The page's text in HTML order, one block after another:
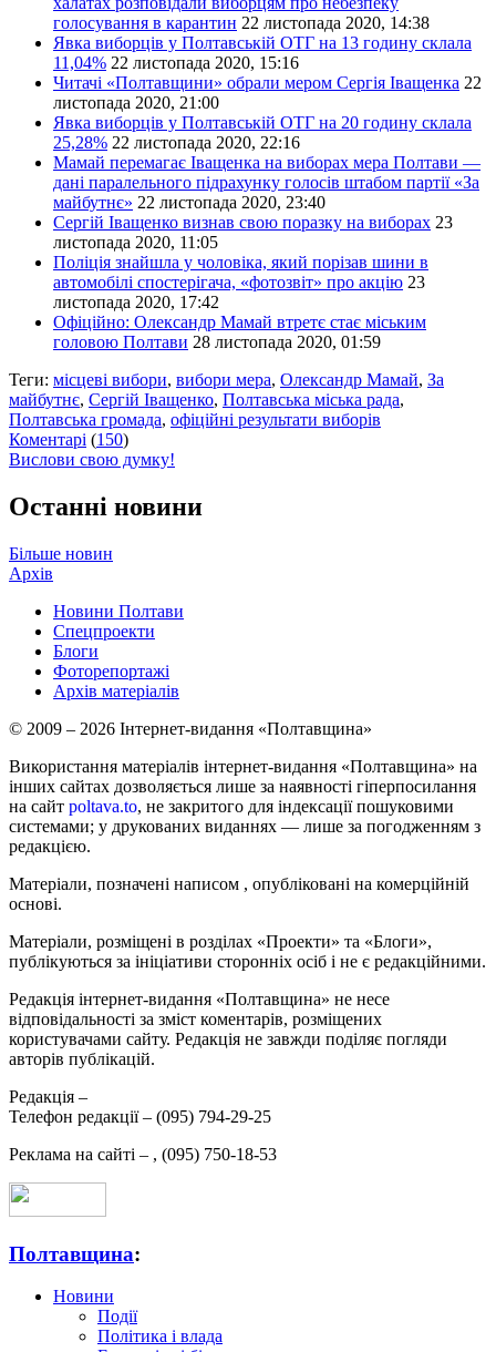
голосування в карантин 22 листопада 2020, 14:38
Явка виборців у Полтавській ОТГ на 13 годину склала
11,04% 22 листопада 2020, 15:16
Читачі «Полтавщини» обрали мером Сергія Іващенка 22
листопада 2020, 21:00
Явка виборців у Полтавській ОТГ на 20 годину склала
25,28% 22 листопада 2020, 22:16
Мамай перемагає Іващенка на виборах мера Полтави —
дані паралельного підрахунку голосів штабом партії «За
майбутнє» 22 листопада 2020, 23:40
Сергій Іващенко визнав свою поразку на виборах 23
листопада 2020, 11:05
Поліція знайшла у чоловіка, який порізав шини в
автомобілі спостерігача, «фотозвіт» про акцію 23
листопада 2020, 17:42
Офіційно: Олександр Мамай втретє стає міським
головою Полтави 28 листопада 2020, 01:59
Теги: місцеві вибори, вибори мера, Олександр Мамай, За
майбутнє, Сергій Іващенко, Полтавська міська рада,
Полтавська громада, офіційні результати виборів
Коментарі (150)
Вислови свою думку!
Останні новини
Більше новин
Архів
Новини Полтави
Спецпроекти
Блоги
Фоторепортажі
Архів матеріалів
© 2009 – 2026 Інтернет-видання «Полтавщина»
Використання матеріалів інтернет-видання «Полтавщина» на
інших сайтах дозволяється лише за наявності гіперпосилання
на сайт poltava.to, не закритого для індексації пошуковими
системами; у друкованих виданнях — лише за погодженням з
редакцією.
Матеріали, позначені написом , опубліковані на комерційній
основі.
Матеріали, розміщені в розділах «Проекти» та «Блоги»,
публікуються за ініціативи сторонніх осіб і не є редакційними.
Редакція інтернет-видання «Полтавщина» не несе
відповідальності за зміст коментарів, розміщених
користувачами сайту. Редакція не завжди поділяє погляди
авторів публікацій.
Редакція –
Телефон редакції – (095) 794-29-25
Реклама на сайті – , (095) 750-18-53
Полтавщина:
Новини
Події
Політика і влада